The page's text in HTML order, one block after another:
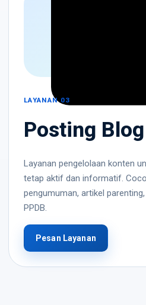
LAYANAN 03
Posting Blog
Layanan pengelolaan konten
tetap aktif dan informatif.
pengumuman, artikel
PPDB.
Pesan Layanan